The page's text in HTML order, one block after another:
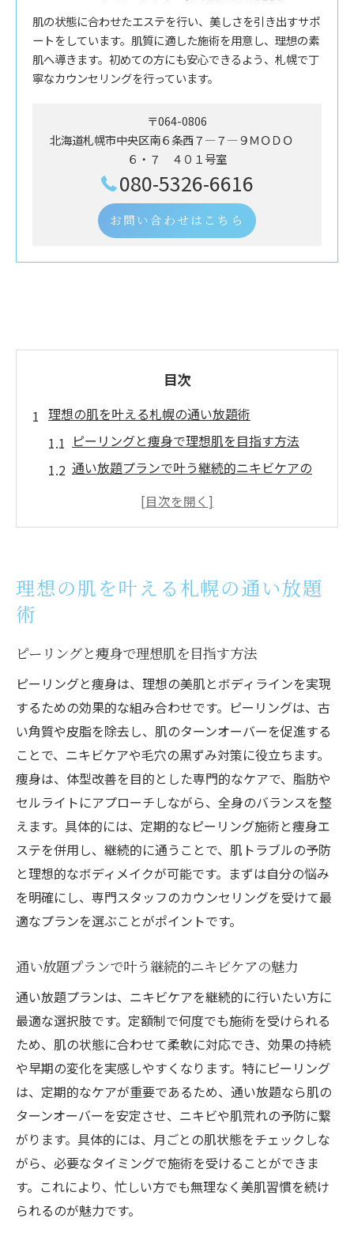
肌の状態に合わせたエステを行い、美しさを引き出すサポ
ートをしています。肌質に適した施術を用意し、理想の素
肌へ導きます。初めての方にも安心できるよう、札幌で丁
寧なカウンセリングを行っています。
〒064-0806
北海道札幌市中央区南６条西７―７―９ＭＯＤＯ
６・７ ４０１号室
080-5326-6616
お問い合わせはこちら
目次
理想の肌を叶える札幌の通い放題術
ピーリングと痩身で理想肌を目指す方法
通い放題プランで叶う継続的ニキビケアの
美肌と体型改善を両立する賢い通い方
ピーリング施術で効果的なニキビケアを実
感
通い放題だからできる痩身と美肌の両立法
札幌で人気のピーリング体験談を紹介
ニキビケアと痩身エステの相乗効果を探る
肌質改善と体型ケアを叶える施術の流れ
リバウンドしない美肌ケアの秘訣
忙しい女性に選ばれる美容習慣とは
効率重視の通い放題で叶うニキビケア法
忙しい日々でも続けやすいピーリング活用
術
札幌で見つかる継続型ニキビケアサービス
通いやすさと効果で選ぶ美容プランの選択
肢
自宅ケアと組み合わせる最新ピーリング術
札幌で話題のピーリング施術が人気の理由
ニキビケアに特化したピーリングが選ばれ
る理由
最新技術を活かした痩身ピーリングの特徴
通い放題プランがもたらす安心感とは
口コミで広がる札幌のピーリング体験談
理想の肌を叶える札幌の通い放題
術
ピーリングと痩身で理想肌を目指す方法
ピーリングと痩身は、理想の美肌とボディラインを実現
するための効果的な組み合わせです。ピーリングは、古
い角質や皮脂を除去し、肌のターンオーバーを促進する
ことで、ニキビケアや毛穴の黒ずみ対策に役立ちます。
痩身は、体型改善を目的とした専門的なケアで、脂肪や
セルライトにアプローチしながら、全身のバランスを整
えます。具体的には、定期的なピーリング施術と痩身エ
ステを併用し、継続的に通うことで、肌トラブルの予防
と理想的なボディメイクが可能です。まずは自分の悩み
を明確にし、専門スタッフのカウンセリングを受けて最
適なプランを選ぶことがポイントです。
通い放題プランで叶う継続的ニキビケアの魅力
通い放題プランは、ニキビケアを継続的に行いたい方に
最適な選択肢です。定額制で何度でも施術を受けられる
ため、肌の状態に合わせて柔軟に対応でき、効果の持続
や早期の変化を実感しやすくなります。特にピーリング
は、定期的なケアが重要であるため、通い放題なら肌の
ターンオーバーを安定させ、ニキビや肌荒れの予防に繋
がります。具体的には、月ごとの肌状態をチェックしな
がら、必要なタイミングで施術を受けることができま
す。これにより、忙しい方でも無理なく美肌習慣を続け
られるのが魅力です。